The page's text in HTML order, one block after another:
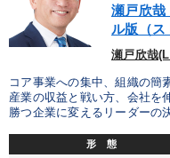
瀬戸欣哉
ル版（ス
瀬戸欣哉
コア事業への集中、組織の簡
産業の収益と戦い方、会社を
勝つ企業に変えるリーダーの
形 態